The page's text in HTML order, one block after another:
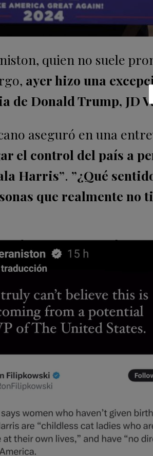
quien no suele
ayer hizo una
de Donald Trump, JD
aseguró en una
el control del país a
Harris”. ”¿Qué
que realmente no